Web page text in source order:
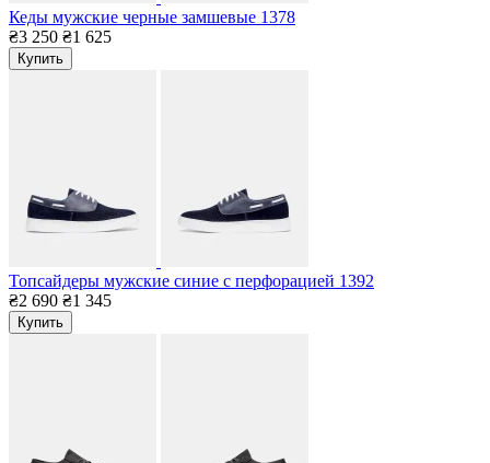
Кеды мужские черные замшевые 1378
₴3 250 ₴1 625
Купить
Топсайдеры мужские синие с перфорацией 1392
₴2 690 ₴1 345
Купить